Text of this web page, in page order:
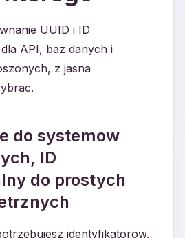
UUID i ID
API, baz danych i
z jasna
do systemow
ID
do prostych
identyfikatorow,